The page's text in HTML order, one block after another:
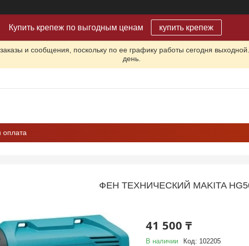
Купить крепеж по выгодным ценам купить крепеж
и сообщения, поскольку по ее графику работы сегодня
день.
оплата
ФЕН ТЕХНИЧЕСКИЙ MAKITA
41 500 ₸
В наличии Код: 102205